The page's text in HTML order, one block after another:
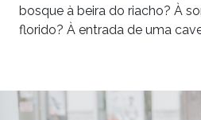
bosque à beira do riacho? À
florido? À entrada de uma